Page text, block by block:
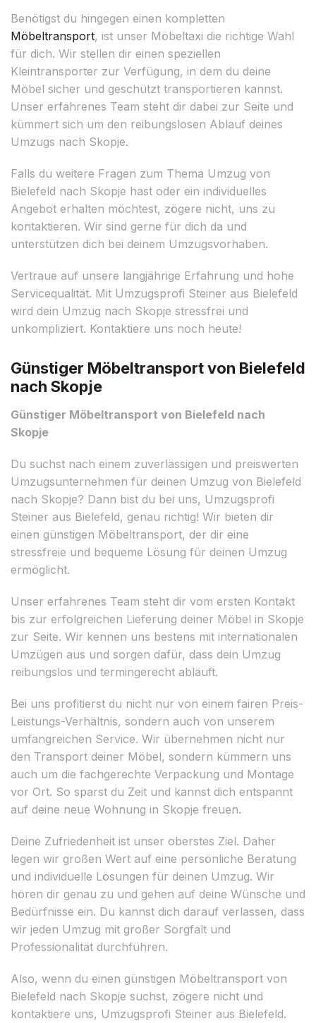
Benötigst du hingegen einen kompletten
Möbeltransport, ist unser Möbeltaxi die richtige Wahl
für dich. Wir stellen dir einen speziellen
Kleintransporter zur Verfügung, in dem du deine
Möbel sicher und geschützt transportieren kannst.
Unser erfahrenes Team steht dir dabei zur Seite und
kümmert sich um den reibungslosen Ablauf deines
Umzugs nach Skopje.
Falls du weitere Fragen zum Thema Umzug von
Bielefeld nach Skopje hast oder ein individuelles
Angebot erhalten möchtest, zögere nicht, uns zu
kontaktieren. Wir sind gerne für dich da und
unterstützen dich bei deinem Umzugsvorhaben.
Vertraue auf unsere langjährige Erfahrung und hohe
Servicequalität. Mit Umzugsprofi Steiner aus Bielefeld
wird dein Umzug nach Skopje stressfrei und
unkompliziert. Kontaktiere uns noch heute!
Günstiger Möbeltransport von Bielefeld
nach Skopje
Günstiger Möbeltransport von Bielefeld nach
Skopje
Du suchst nach einem zuverlässigen und preiswerten
Umzugsunternehmen für deinen Umzug von Bielefeld
nach Skopje? Dann bist du bei uns, Umzugsprofi
Steiner aus Bielefeld, genau richtig! Wir bieten dir
einen günstigen Möbeltransport, der dir eine
stressfreie und bequeme Lösung für deinen Umzug
ermöglicht.
Unser erfahrenes Team steht dir vom ersten Kontakt
bis zur erfolgreichen Lieferung deiner Möbel in Skopje
zur Seite. Wir kennen uns bestens mit internationalen
Umzügen aus und sorgen dafür, dass dein Umzug
reibungslos und termingerecht abläuft.
Bei uns profitierst du nicht nur von einem fairen Preis-
Leistungs-Verhältnis, sondern auch von unserem
umfangreichen Service. Wir übernehmen nicht nur
den Transport deiner Möbel, sondern kümmern uns
auch um die fachgerechte Verpackung und Montage
vor Ort. So sparst du Zeit und kannst dich entspannt
auf deine neue Wohnung in Skopje freuen.
Deine Zufriedenheit ist unser oberstes Ziel. Daher
legen wir großen Wert auf eine persönliche Beratung
und individuelle Lösungen für deinen Umzug. Wir
hören dir genau zu und gehen auf deine Wünsche und
Bedürfnisse ein. Du kannst dich darauf verlassen, dass
wir jeden Umzug mit großer Sorgfalt und
Professionalität durchführen.
Also, wenn du einen günstigen Möbeltransport von
Bielefeld nach Skopje suchst, zögere nicht und
kontaktiere uns, Umzugsprofi Steiner aus Bielefeld.